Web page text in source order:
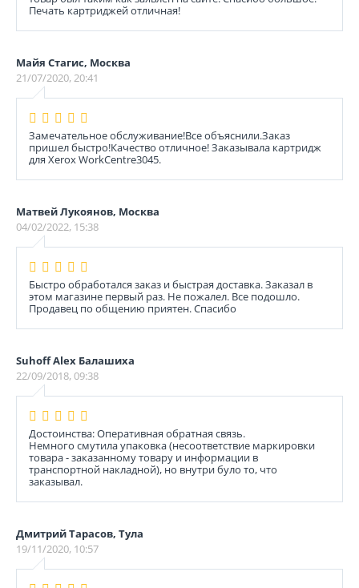
Печать картриджей отличная!
Майя Стагис, Москва
21/07/2020, 20:41
Замечательное обслуживание!Все объяснили.Заказ
пришел быстро!Качество отличное! Заказывала картридж
для Xerox WorkCentre3045.
Матвей Лукоянов, Москва
04/02/2022, 15:38
Быстро обработался заказ и быстрая доставка. Заказал в
этом магазине первый раз. Не пожалел. Все подошло.
Продавец по общению приятен. Спасибо
Suhoff Alex Балашиха
22/09/2018, 09:38
Достоинства: Оперативная обратная связь.
Немного смутила упаковка (несоответствие маркировки
товара - заказанному товару и информации в
транспортной накладной), но внутри було то, что
заказывал.
Дмитрий Тарасов, Тула
19/11/2020, 10:57